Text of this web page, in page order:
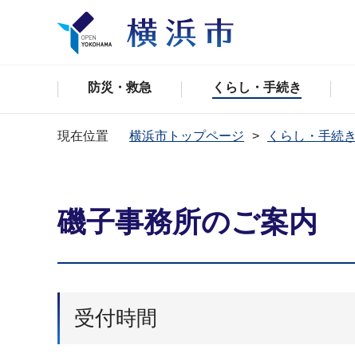
防災・救急 くらし・手続き
現在位置 横浜市トップページ くらし・手続き
磯子事務所のご案内
受付時間